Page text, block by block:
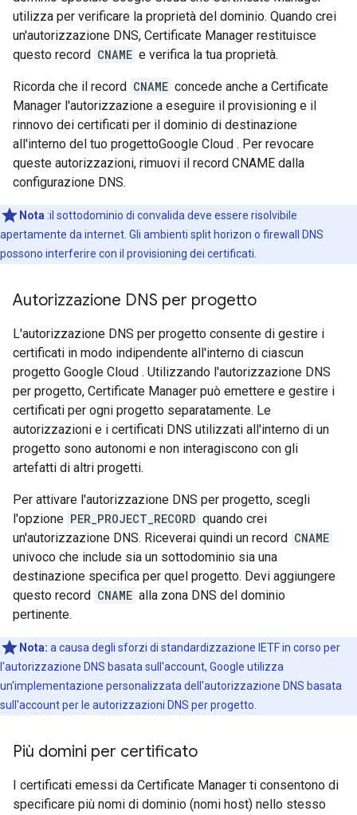
utilizza per verificare la proprietà del dominio. Quando crei
un'autorizzazione DNS, Certificate Manager restituisce
questo record CNAME e verifica la tua proprietà.
Ricorda che il record CNAME concede anche a Certificate
Manager l'autorizzazione a eseguire il provisioning e il
rinnovo dei certificati per il dominio di destinazione
all'interno del tuo progettoGoogle Cloud . Per revocare
queste autorizzazioni, rimuovi il record CNAME dalla
configurazione DNS.
Nota :il sottodominio di convalida deve essere risolvibile
apertamente da internet. Gli ambienti split horizon o firewall DNS
possono interferire con il provisioning dei certificati.
Autorizzazione DNS per progetto
L'autorizzazione DNS per progetto consente di gestire i
certificati in modo indipendente all'interno di ciascun
progetto Google Cloud . Utilizzando l'autorizzazione DNS
per progetto, Certificate Manager può emettere e gestire i
certificati per ogni progetto separatamente. Le
autorizzazioni e i certificati DNS utilizzati all'interno di un
progetto sono autonomi e non interagiscono con gli
artefatti di altri progetti.
Per attivare l'autorizzazione DNS per progetto, scegli
l'opzione PER_PROJECT_RECORD quando crei
un'autorizzazione DNS. Riceverai quindi un record CNAME
univoco che include sia un sottodominio sia una
destinazione specifica per quel progetto. Devi aggiungere
questo record CNAME alla zona DNS del dominio
pertinente.
Nota: a causa degli sforzi di standardizzazione IETF in corso per
l'autorizzazione DNS basata sull'account, Google utilizza
un'implementazione personalizzata dell'autorizzazione DNS basata
sull'account per le autorizzazioni DNS per progetto.
Più domini per certificato
I certificati emessi da Certificate Manager ti consentono di
specificare più nomi di dominio (nomi host) nello stesso